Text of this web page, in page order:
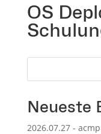
OS
Neueste
2026.07.27 -